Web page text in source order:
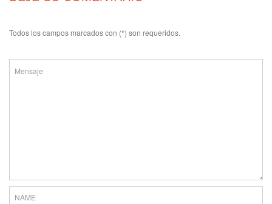
Todos los campos marcados con (*) son requeridos.